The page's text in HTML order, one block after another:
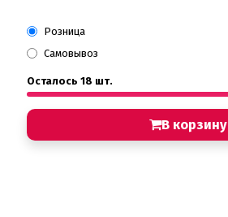
Розница
Самовывоз
Осталось 18 шт.
В корзину